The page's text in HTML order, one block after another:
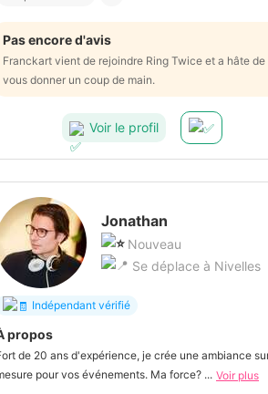
Pas encore d'avis
Franckart vient de rejoindre Ring Twice et a hâte de
vous donner un coup de main.
Voir le profil
Jonathan
Nouveau
Se déplace à Nivelles
Indépendant vérifié
propos
de 20 ans d'expérience, je crée une ambiance
pour vos événements. Ma force? ... Voir plus